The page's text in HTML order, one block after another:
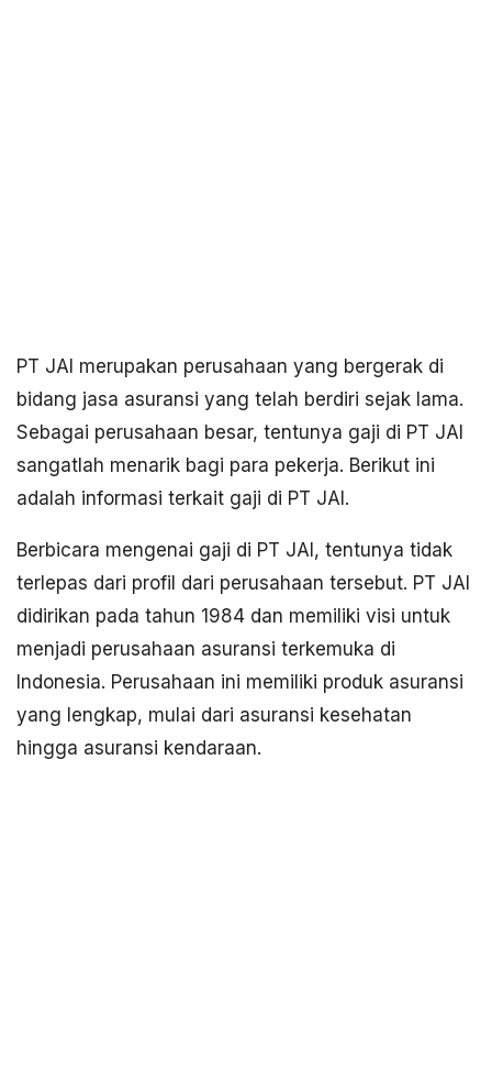
PT JAI merupakan perusahaan yang bergerak di
bidang jasa asuransi yang telah berdiri sejak lama.
Sebagai perusahaan besar, tentunya gaji di PT JAI
sangatlah menarik bagi para pekerja. Berikut ini
adalah informasi terkait gaji di PT JAI.
Berbicara mengenai gaji di PT JAI, tentunya tidak
terlepas dari profil dari perusahaan tersebut. PT JAI
didirikan pada tahun 1984 dan memiliki visi untuk
menjadi perusahaan asuransi terkemuka di
Indonesia. Perusahaan ini memiliki produk asuransi
yang lengkap, mulai dari asuransi kesehatan
hingga asuransi kendaraan.